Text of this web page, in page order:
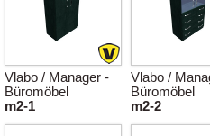
Vlabo / Manager -
Büromöbel
m2-1
Vlabo /
Büromöbel
m2-2